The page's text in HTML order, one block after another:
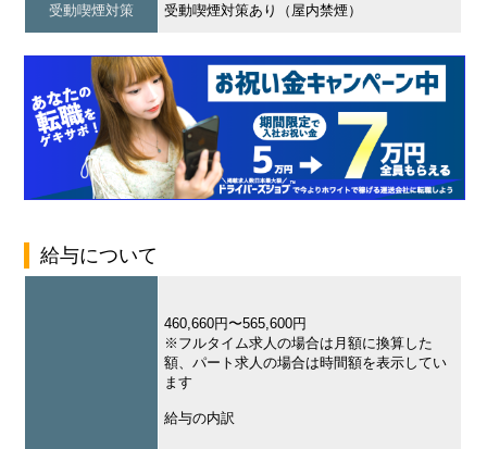
受動喫煙対策 受動喫煙対策あり（屋内禁煙）
給与について
460,660円〜565,600円
※フルタイム求人の場合は月額に換算した
額、パート求人の場合は時間額を表示してい
ます
給与の内訳